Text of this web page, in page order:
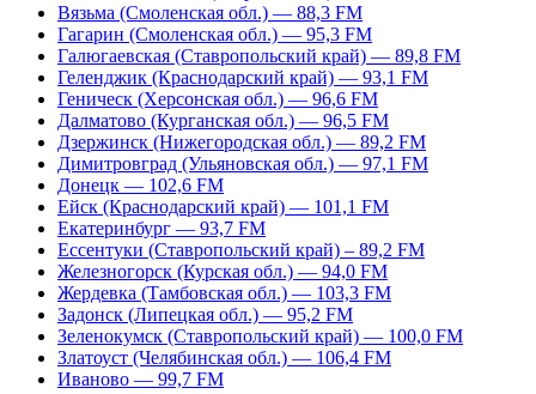
Вязьма (Смоленская обл.) — 88,3 FM
Гагарин (Смоленская обл.) — 95,3 FM
Галюгаевская (Ставропольский край) — 89,8 FM
Геленджик (Краснодарский край) — 93,1 FM
Геническ (Херсонская обл.) — 96,6 FM
Далматово (Курганская обл.) — 96,5 FM
Дзержинск (Нижегородская обл.) — 89,2 FM
Димитровград (Ульяновская обл.) — 97,1 FM
Донецк — 102,6 FM
Ейск (Краснодарский край) — 101,1 FM
Екатеринбург — 93,7 FM
Ессентуки (Ставропольский край) – 89,2 FM
Железногорск (Курская обл.) — 94,0 FM
Жердевка (Тамбовская обл.) — 103,3 FM
Задонск (Липецкая обл.) — 95,2 FM
Зеленокумск (Ставропольский край) — 100,0 FM
Златоуст (Челябинская обл.) — 106,4 FM
Иваново — 99,7 FM